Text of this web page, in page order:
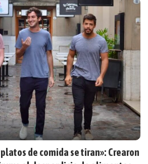
de comida se tiran»: Crearon